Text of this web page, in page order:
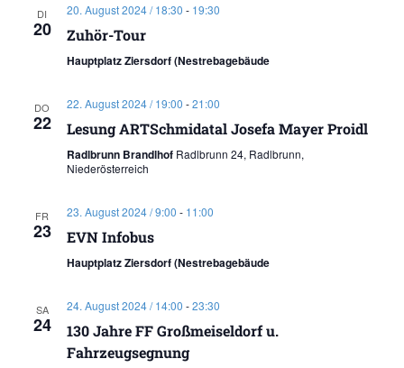
DI
20
20. August 2024 / 18:30 - 19:30
Zuhör-Tour
Hauptplatz Ziersdorf (Nestrebagebäude
DO
22
22. August 2024 / 19:00 -21:00
Lesung ARTSchmidatal Josefa Mayer Proidl
Radlbrunn Brandlhof Radlbrunn 24, Radlbrunn,
Niederösterreich
FR
23
23. August 2024 / 9:00 - 11:00
EVN Infobus
Hauptplatz Ziersdorf (Nestrebagebäude
SA
24
24. August 2024 / 14:00 -23:30
130 Jahre FF Großmeiseldorf u.
Fahrzeugsegnung